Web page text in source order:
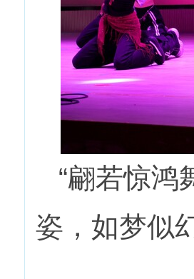
“翩若惊鸿
姿，如梦似